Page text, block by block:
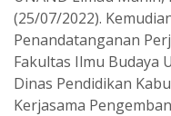
(25/07/2022).
Penandatanganan
Fakultas Ilmu Budaya
Dinas Pendidikan
Kerjasama